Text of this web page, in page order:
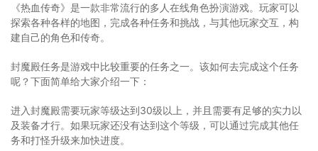
《热血传奇》是一款非常流行的多人在线角色扮演游戏。玩家可以
探索各种各样的地图，完成各种任务和挑战，与其他玩家交互，构
建自己的角色和传奇。
封魔殿任务是游戏中比较重要的任务之一。该如何去完成这个任务
呢？下面简单给大家介绍一下：
进入封魔殿需要玩家等级达到30级以上，并且需要有足够的实力以
及装备才行。如果玩家还没有达到这个等级，可以通过完成其他任
务和打怪升级来加快进度。